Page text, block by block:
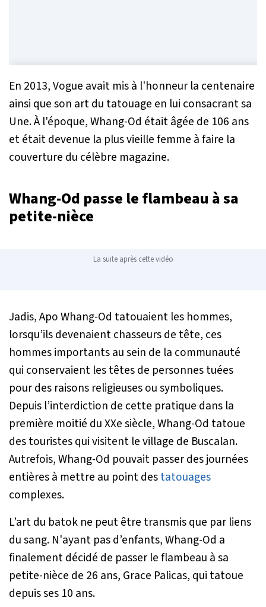
En 2013, Vogue avait mis à l'honneur la centenaire
ainsi que son art du tatouage en lui consacrant sa
Une. À l'époque, Whang-Od était âgée de 106 ans
et était devenue la plus vieille femme à faire la
couverture du célèbre magazine.
Whang-Od passe le flambeau à sa
petite-nièce
La suite après cette vidéo
Jadis, Apo Whang-Od tatouaient les hommes,
lorsqu’ils devenaient chasseurs de tête, ces
hommes importants au sein de la communauté
qui conservaient les têtes de personnes tuées
pour des raisons religieuses ou symboliques.
Depuis l’interdiction de cette pratique dans la
première moitié du XXe siècle, Whang-Od tatoue
des touristes qui visitent le village de Buscalan.
Autrefois, Whang-Od pouvait passer des journées
entières à mettre au point destatouages
complexes.
L’art du batok ne peut être transmis que par liens
du sang. N'ayant pas d’enfants, Whang-Od a
finalement décidé de passer le flambeau à sa
petite-nièce de 26 ans, Grace Palicas, qui tatoue
depuis ses 10 ans.